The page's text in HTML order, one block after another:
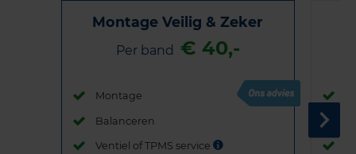
Montage Veilig & Zeker
Per band € 40,-
Montage
Balanceren
Ventiel of TPMS service